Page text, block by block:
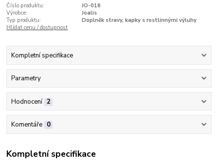
Číslo produktu:
JO-016
Výrobce:
Joalis
Typ produktu:
Doplněk stravy, kapky s rostlinnými výluhy
Hlídat cenu / dostupnost
Kompletní specifikace
Parametry
Hodnocení 2
Komentáře 0
Kompletní specifikace